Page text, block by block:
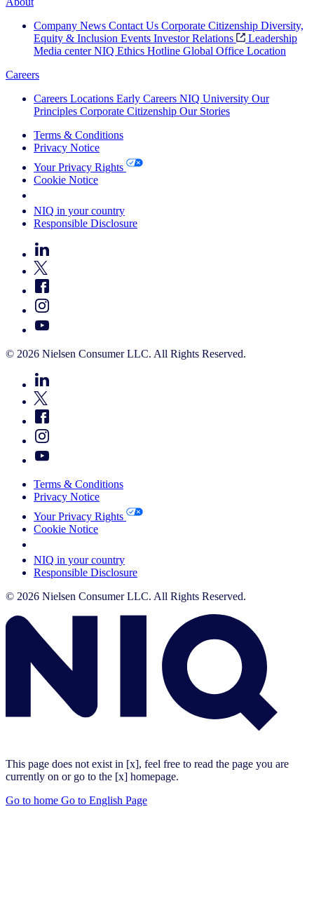
Company News Contact Us Corporate Citizenship Diversity,
Equity & Inclusion Events Investor Relations
Leadership
Media center NIQ Ethics Hotline Global Office Location
Careers
Careers Locations Early Careers NIQ University Our
Principles Corporate Citizenship Our Stories
Terms & Conditions
Privacy Notice
Your Privacy Rights
Cookie Notice
NIQ in your country
Responsible Disclosure
© 2026 Nielsen Consumer LLC. All Rights Reserved.
Terms & Conditions
Privacy Notice
Your Privacy Rights
Cookie Notice
NIQ in your country
Responsible Disclosure
© 2026 Nielsen Consumer LLC. All Rights Reserved.
This page does not exist in [x], feel free to read the page you are
currently on or go to the [x] homepage.
Go to home Go to English Page